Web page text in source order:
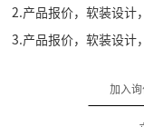
2.产品报价，软装设计
3.产品报价，软装设计
加入